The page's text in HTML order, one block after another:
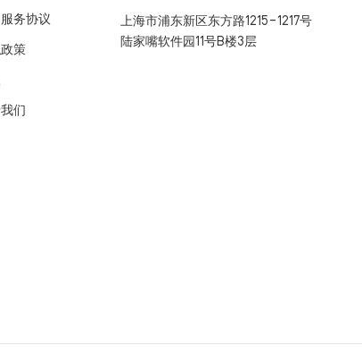
务协议
策
们
上海市浦东新区东方路1215-1217号
陆家嘴软件园11号B楼3层